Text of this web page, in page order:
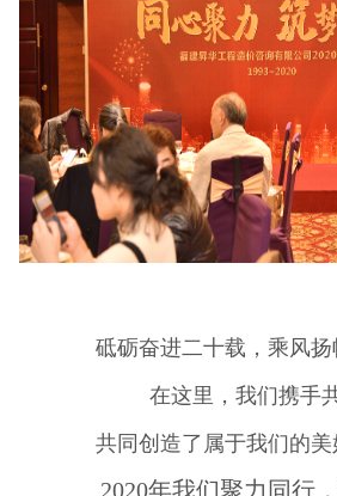
砥砺奋进二十载，乘风扬
在这里，我们携手
共同创造了属于我们的美
2020年我们聚力同行